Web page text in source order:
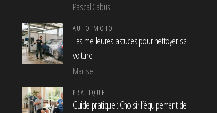
Pascal Cabus
AUTO MOTO
Les meilleures astuces pour nettoyer sa
voiture
Marise
PRATIQUE
Guide pratique : Choisir l’équipement de